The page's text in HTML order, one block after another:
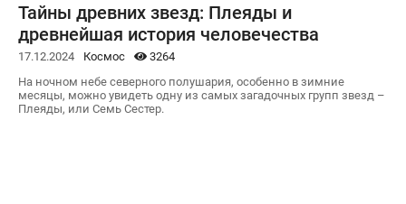
Тайны древних звезд: Плеяды и
древнейшая история человечества
17.12.2024 Космос
3264
На ночном небе северного полушария, особенно в зимние
месяцы, можно увидеть одну из самых загадочных групп звезд –
Плеяды, или Семь Сестер.